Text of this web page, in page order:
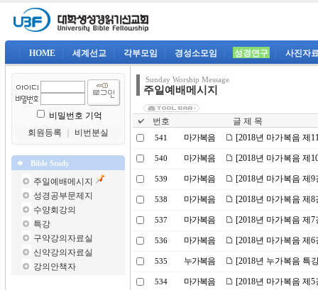
HOME 세계선교 각부모임 경성소모임 성경연구 사진자
비밀번호 기억
회원등록
비번분실
Bible Study
주일예배메시지
성경공부문제지
수양회강의
특강
구약강의자료실
신약강의자료실
강의안책자
Sunday Worship Message
주일예배메시지
번호 글 제 목
541 마가복음 [2018년 마가복음 제
540 마가복음 [2018년 마가복음 제
539 마가복음 [2018년 마가복음 제
538 마가복음 [2018년 마가복음 제
537 마가복음 [2018년 마가복음 제
536 마가복음 [2018년 마가복음 제
535 누가복음 [2018년 누가복음 특
534 마가복음 [2018년 마가복음 제